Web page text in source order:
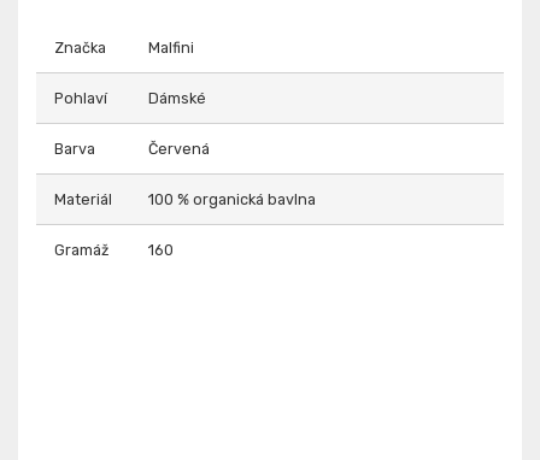
Značka Malfini
Pohlaví Dámské
Barva Červená
Materiál 100 % organická bavlna
Gramáž 160